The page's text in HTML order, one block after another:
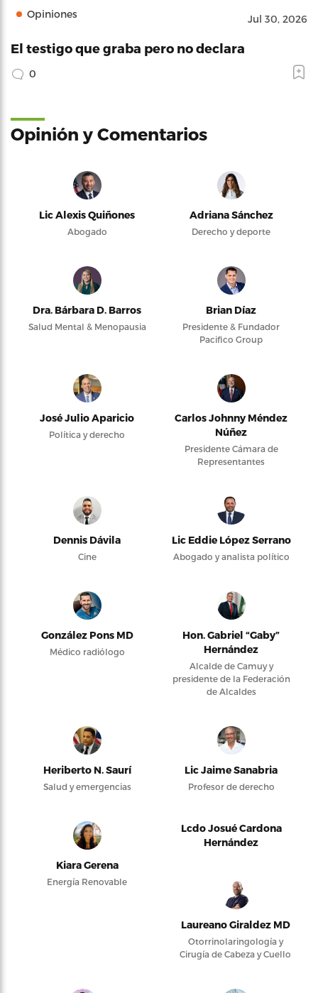
Opiniones Jul 30, 2026
El testigo que graba pero no declara
0
Opinión y Comentarios
Lic Alexis Quiñones
Abogado
Adriana Sánchez
Derecho y deporte
Dra. Bárbara D. Barros
Salud Mental & Menopausia
Brian Díaz
Presidente & Fundador
Pacifico Group
José Julio Aparicio
Política y derecho
Carlos Johnny Méndez
Núñez
Presidente Cámara de
Representantes
Dennis Dávila
Cine
Lic Eddie López Serrano
Abogado y analista político
González Pons MD
Médico radiólogo
Hon. Gabriel “Gaby”
Hernández
Alcalde de Camuy y
presidente de la Federación
de Alcaldes
Heriberto N. Saurí
Salud y emergencias
Lic Jaime Sanabria
Profesor de derecho
Kiara Gerena
Energía Renovable
Lcdo Josué Cardona
Hernández
Laureano Giraldez MD
Otorrinolaringología y
Cirugía de Cabeza y Cuello